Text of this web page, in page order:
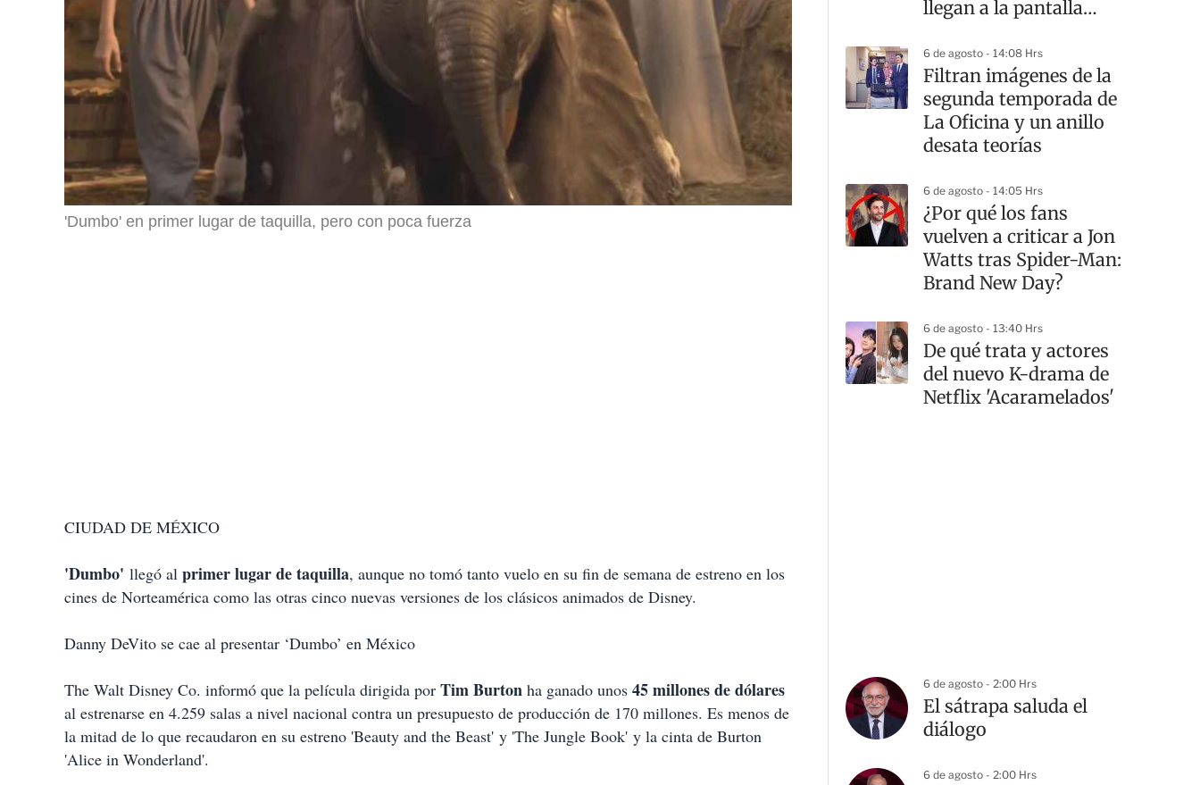
'Dumbo' en primer lugar de taquilla, pero con poca fuerza
CIUDAD DE MÉXICO
'Dumbo' llegó al primer lugar de taquilla, aunque no tomó tanto vuelo en su fin de semana de estreno en los
cines de Norteamérica como las otras cinco nuevas versiones de los clásicos animados de Disney.
Danny DeVito se cae al presentar ‘Dumbo’ en México
The Walt Disney Co. informó que la película dirigida por Tim Burton ha ganado unos 45 millones de dólares
al estrenarse en 4.259 salas a nivel nacional contra un presupuesto de producción de 170 millones. Es menos de
la mitad de lo que recaudaron en su estreno 'Beauty and the Beast' y 'The Jungle Book' y la cinta de Burton
'Alice in Wonderland'.
llegan a la pantalla
6 de agosto - 14:08 Hrs
Filtran imágenes de la
segunda temporada de
La Oficina y un anillo
desata teorías
6 de agosto - 14:05 Hrs
¿Por qué los fans
vuelven a criticar a Jon
Watts tras Spider-Man:
Brand New Day?
6 de agosto - 13:40 Hrs
De qué trata y actores
del nuevo K-drama de
Netflix 'Acaramelados'
6 de agosto - 2:00 Hrs
El sátrapa saluda el
diálogo
6 de agosto - 2:00 Hrs